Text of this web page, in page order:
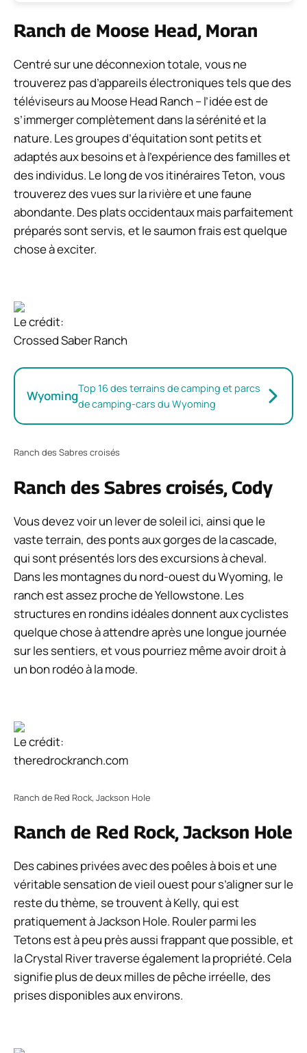
Ranch de Moose Head, Moran
Centré sur une déconnexion totale, vous ne
trouverez pas d’appareils électroniques tels que des
téléviseurs au Moose Head Ranch – l’idée est de
s’immerger complètement dans la sérénité et la
nature. Les groupes d’équitation sont petits et
adaptés aux besoins et à l’expérience des familles et
des individus. Le long de vos itinéraires Teton, vous
trouverez des vues sur la rivière et une faune
abondante. Des plats occidentaux mais parfaitement
préparés sont servis, et le saumon frais est quelque
chose à exciter.
Le crédit:
Crossed Saber Ranch
WyomingTop 16 des terrains de camping et parcs
de camping-cars du Wyoming
Ranch des Sabres croisés
Ranch des Sabres croisés, Cody
Vous devez voir un lever de soleil ici, ainsi que le
vaste terrain, des ponts aux gorges de la cascade,
qui sont présentés lors des excursions à cheval.
Dans les montagnes du nord-ouest du Wyoming, le
ranch est assez proche de Yellowstone. Les
structures en rondins idéales donnent aux cyclistes
quelque chose à attendre après une longue journée
sur les sentiers, et vous pourriez même avoir droit à
un bon rodéo à la mode.
Le crédit:
theredrockranch.com
Ranch de Red Rock, Jackson Hole
Ranch de Red Rock, Jackson Hole
Des cabines privées avec des poêles à bois et une
véritable sensation de vieil ouest pour s’aligner sur le
reste du thème, se trouvent à Kelly, qui est
pratiquement à Jackson Hole. Rouler parmi les
Tetons est à peu près aussi frappant que possible, et
la Crystal River traverse également la propriété. Cela
signifie plus de deux milles de pêche irréelle, des
prises disponibles aux environs.